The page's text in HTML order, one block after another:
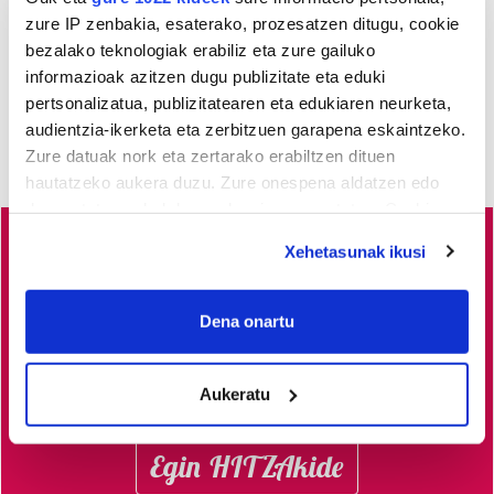
zure IP zenbakia, esaterako, prozesatzen ditugu, cookie
bezalako teknologiak erabiliz eta zure gailuko
informazioak azitzen dugu publizitate eta eduki
pertsonalizatua, publizitatearen eta edukiaren neurketa,
audientzia-ikerketa eta zerbitzuen garapena eskaintzeko.
Zure datuak nork eta zertarako erabiltzen dituen
hautatzeko aukera duzu. Zure onespena aldatzen edo
If you allow, we would also like to:
Collect information about your geographical
meters
Identify your device by actively scanning it for
specific characteristics (fingerprinting)
Find out more about how your personal data is processed
and set your preferences in thedetails section
Xehetasunak ikusi
Dena onartu
Aukeratu
albisteak euskaraz, libre eta kalitatez
jaso nahi dituzu?
Egin zaitez HITZAkide!Zure ekarpenari esker,
euskaratik eginda dagoen tokiko informazio profesionala
garatzen eta indartzen lagunduko duzu.
Egin HITZAkide